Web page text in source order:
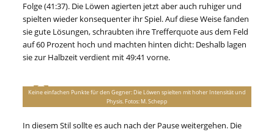
Folge (41:37). Die Löwen agierten jetzt aber auch ruhiger und
spielten wieder konsequenter ihr Spiel. Auf diese Weise fanden
sie gute Lösungen, schraubten ihre Trefferquote aus dem Feld
auf 60 Prozent hoch und machten hinten dicht: Deshalb lagen
sie zur Halbzeit verdient mit 49:41 vorne.
Keine einfachen Punkte für den Gegner: Die Löwen spielten mit hoher Intensität und
Physis. Fotos: M. Schepp
In diesem Stil sollte es auch nach der Pause weitergehen. Die